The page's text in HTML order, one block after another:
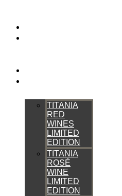
TITANIA
RED
WINES
LIMITED
EDITION
TITANIA
ROSÉ
WINE
LIMITED
EDITION